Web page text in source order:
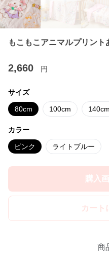
もこもこアニマルプリント
2,660 円
サイズ
80cm 100cm 140cm
カラー
ピンク ライトブルー
購入
カート
商